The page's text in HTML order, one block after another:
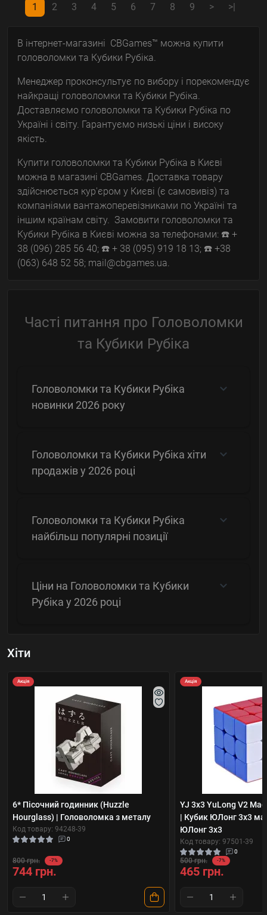
1 2 3 4 5 6 7 8 9 > >|
В інтернет-магазині CBGames™ можна купити
головоломки та Кубики Рубіка.
Менеджер проконсультує по вибору і порекомендує
найкращі головоломки та Кубики Рубіка.
Доставляємо головоломки та Кубики Рубіка по
Україні і світу. Гарантуємо низькі ціни і високу
якість.
Купити головоломки та Кубики Рубіка в Києві
можна в магазині CBGames. Доставка товару
здійснюється кур'єром у Києві (є самовивіз) та
компаніями вантажоперевізниками по Україні та
іншим країнам світу. Замовити головоломки та
Кубики Рубіка в Києві можна за телефонами: ☎️ +
38 (096) 285 56 40; ☎️ + 38 (095) 919 18 13; ☎️ +38
(063) 648 52 58; mail@cbgames.ua.
Часті питання про Головоломки
та Кубики Рубіка
Головоломки та Кубики Рубіка
новинки 2026 року
Головоломки та Кубики Рубіка хіти
продажів у 2026 році
Головоломки та Кубики Рубіка
найбільш популярні позиції
Ціни на Головоломки та Кубики
Рубіка у 2026 році
Хіти
Акція
6* Пісочний годинник (Huzzle
Hourglass) | Головоломка з металу
Код товару: 94248-39
0
800 грн. -7%
744 грн.
Акція
YJ 3x3 YuLong V2
| Кубик ЮЛонг 3x3
ЮЛонг 3x3
Код товару: 97501-39
0
500 грн. -7%
465 грн.